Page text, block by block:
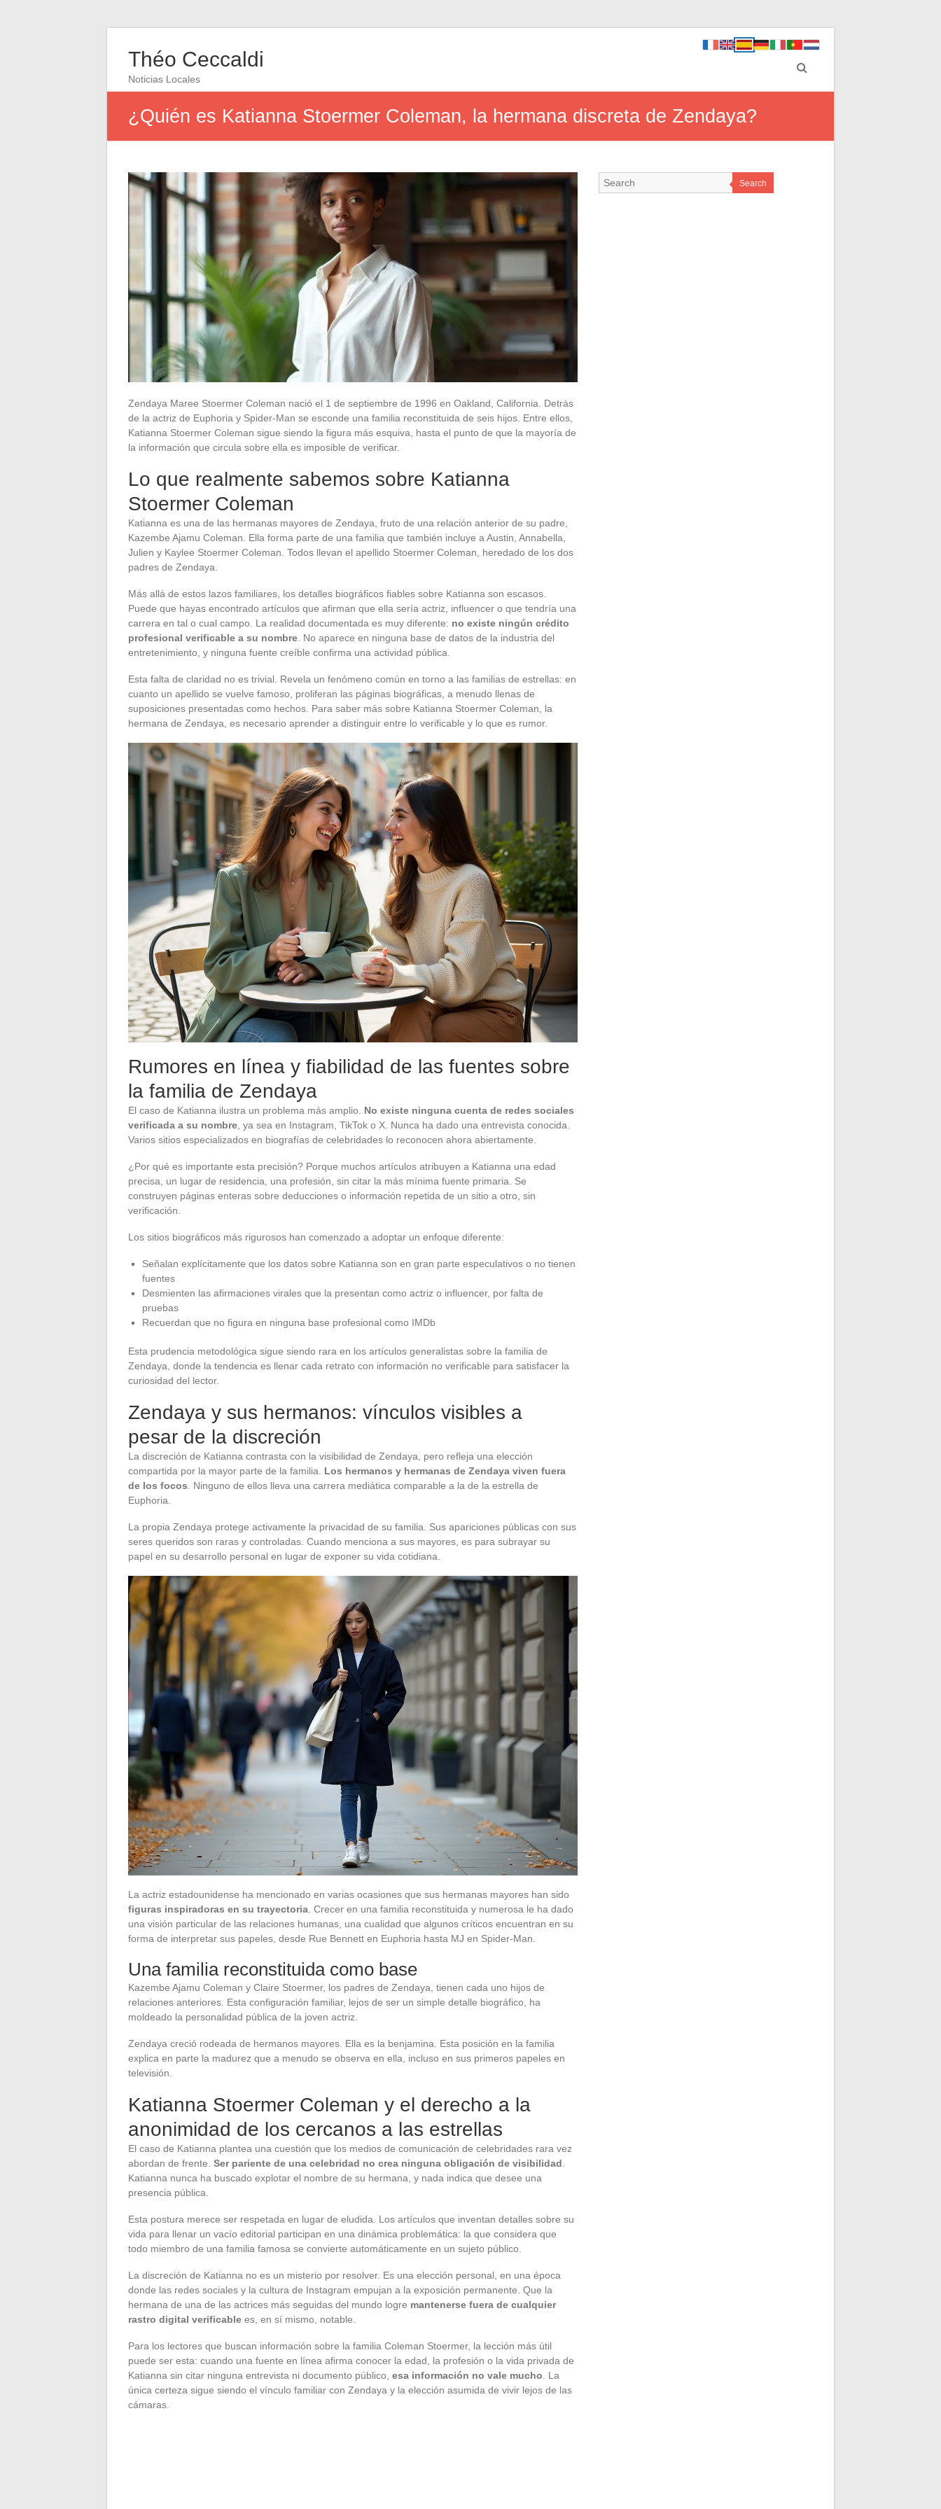
Théo Ceccaldi
Noticias Locales
¿Quién es Katianna Stoermer Coleman, la hermana discreta de Zendaya?
Zendaya Maree Stoermer Coleman nació el 1 de septiembre de 1996 en Oakland, California. Detrás
de la actriz de Euphoria y Spider-Man se esconde una familia reconstituida de seis hijos. Entre ellos,
Katianna Stoermer Coleman sigue siendo la figura más esquiva, hasta el punto de que la mayoría de
la información que circula sobre ella es imposible de verificar.
Lo que realmente sabemos sobre Katianna
Stoermer Coleman
Katianna es una de las hermanas mayores de Zendaya, fruto de una relación anterior de su padre,
Kazembe Ajamu Coleman. Ella forma parte de una familia que también incluye a Austin, Annabella,
Julien y Kaylee Stoermer Coleman. Todos llevan el apellido Stoermer Coleman, heredado de los dos
padres de Zendaya.
Más allá de estos lazos familiares, los detalles biográficos fiables sobre Katianna son escasos.
Puede que hayas encontrado artículos que afirman que ella sería actriz, influencer o que tendría una
carrera en tal o cual campo. La realidad documentada es muy diferente: no existe ningún crédito
profesional verificable a su nombre . No aparece en ninguna base de datos de la industria del
entretenimiento, y ninguna fuente creíble confirma una actividad pública.
Esta falta de claridad no es trivial. Revela un fenómeno común en torno a las familias de estrellas: en
cuanto un apellido se vuelve famoso, proliferan las páginas biográficas, a menudo llenas de
suposiciones presentadas como hechos. Para saber más sobre Katianna Stoermer Coleman, la
hermana de Zendaya, es necesario aprender a distinguir entre lo verificable y lo que es rumor.
Rumores en línea y fiabilidad de las fuentes sobre
la familia de Zendaya
El caso de Katianna ilustra un problema más amplio. No existe ninguna cuenta de redes sociales
verificada a su nombre , ya sea en Instagram, TikTok o X. Nunca ha dado una entrevista conocida.
Varios sitios especializados en biografías de celebridades lo reconocen ahora abiertamente.
¿Por qué es importante esta precisión? Porque muchos artículos atribuyen a Katianna una edad
precisa, un lugar de residencia, una profesión, sin citar la más mínima fuente primaria. Se
construyen páginas enteras sobre deducciones o información repetida de un sitio a otro, sin
verificación.
Los sitios biográficos más rigurosos han comenzado a adoptar un enfoque diferente:
Señalan explícitamente que los datos sobre Katianna son en gran parte especulativos o no tienen
fuentes
Desmienten las afirmaciones virales que la presentan como actriz o influencer, por falta de
pruebas
Recuerdan que no figura en ninguna base profesional como IMDb
Esta prudencia metodológica sigue siendo rara en los artículos generalistas sobre la familia de
Zendaya, donde la tendencia es llenar cada retrato con información no verificable para satisfacer la
curiosidad del lector.
Zendaya y sus hermanos: vínculos visibles a
pesar de la discreción
La discreción de Katianna contrasta con la visibilidad de Zendaya, pero refleja una elección
compartida por la mayor parte de la familia. Los hermanos y hermanas de Zendaya viven fuera
de los focos . Ninguno de ellos lleva una carrera mediática comparable a la de la estrella de
Euphoria.
La propia Zendaya protege activamente la privacidad de su familia. Sus apariciones públicas con sus
seres queridos son raras y controladas. Cuando menciona a sus mayores, es para subrayar su
papel en su desarrollo personal en lugar de exponer su vida cotidiana.
La actriz estadounidense ha mencionado en varias ocasiones que sus hermanas mayores han sido
figuras inspiradoras en su trayectoria . Crecer en una familia reconstituida y numerosa le ha dado
una visión particular de las relaciones humanas, una cualidad que algunos críticos encuentran en su
forma de interpretar sus papeles, desde Rue Bennett en Euphoria hasta MJ en Spider-Man.
Una familia reconstituida como base
Kazembe Ajamu Coleman y Claire Stoermer, los padres de Zendaya, tienen cada uno hijos de
relaciones anteriores. Esta configuración familiar, lejos de ser un simple detalle biográfico, ha
moldeado la personalidad pública de la joven actriz.
Zendaya creció rodeada de hermanos mayores. Ella es la benjamina. Esta posición en la familia
explica en parte la madurez que a menudo se observa en ella, incluso en sus primeros papeles en
televisión.
Katianna Stoermer Coleman y el derecho a la
anonimidad de los cercanos a las estrellas
El caso de Katianna plantea una cuestión que los medios de comunicación de celebridades rara vez
abordan de frente. Ser pariente de una celebridad no crea ninguna obligación de visibilidad
Katianna nunca ha buscado explotar el nombre de su hermana, y nada indica que desee una
presencia pública.
Esta postura merece ser respetada en lugar de eludida. Los artículos que inventan detalles sobre su
vida para llenar un vacío editorial participan en una dinámica problemática: la que considera que
todo miembro de una familia famosa se convierte automáticamente en un sujeto público.
La discreción de Katianna no es un misterio por resolver. Es una elección personal, en una época
donde las redes sociales y la cultura de Instagram empujan a la exposición permanente. Que la
hermana de una de las actrices más seguidas del mundo logre mantenerse fuera de cualquier
rastro digital verificable es, en sí mismo, notable.
Para los lectores que buscan información sobre la familia Coleman Stoermer, la lección más útil
puede ser esta: cuando una fuente en línea afirma conocer la edad, la profesión o la vida privada de
Katianna sin citar ninguna entrevista ni documento público, esa información no vale mucho . La
única certeza sigue siendo el vínculo familiar con Zendaya y la elección asumida de vivir lejos de las
cámaras.
Search